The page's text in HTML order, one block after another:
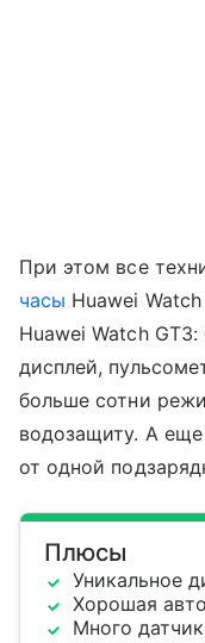
При этом все
часы Huawei
Huawei Watch
дисплей,
больше сотни
водозащиту. А
от одной
Плюсы
Уникальное
Хорошая
Много